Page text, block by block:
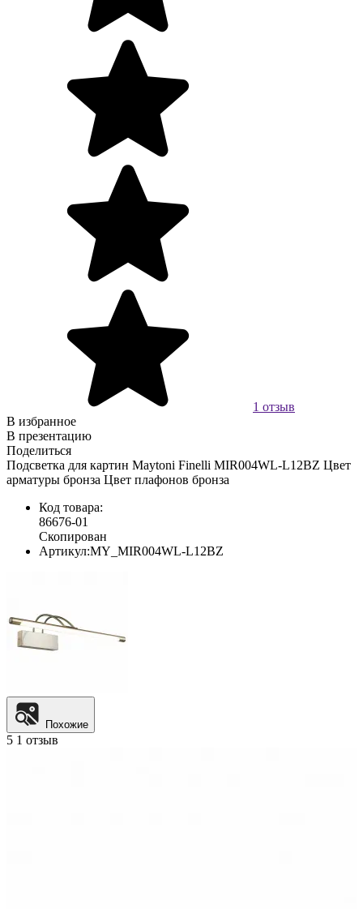
1 отзыв
В избранное
В презентацию
Поделиться
Подсветка для картин Maytoni Finelli MIR004WL-L12BZ Цвет
арматуры бронза Цвет плафонов бронза
Код товара:
86676-01
Скопирован
Артикул:MY_MIR004WL-L12BZ
Похожие
5 1 отзыв